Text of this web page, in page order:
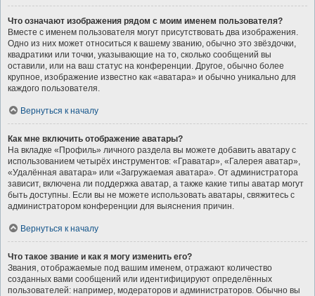
Что означают изображения рядом с моим именем пользователя?
Вместе с именем пользователя могут присутствовать два изображения.
Одно из них может относиться к вашему званию, обычно это звёздочки,
квадратики или точки, указывающие на то, сколько сообщений вы
оставили, или на ваш статус на конференции. Другое, обычно более
крупное, изображение известно как «аватара» и обычно уникально для
каждого пользователя.
Вернуться к началу
Как мне включить отображение аватары?
На вкладке «Профиль» личного раздела вы можете добавить аватару с
использованием четырёх инструментов: «Граватар», «Галерея аватар»,
«Удалённая аватара» или «Загружаемая аватара». От администратора
зависит, включена ли поддержка аватар, а также какие типы аватар могут
быть доступны. Если вы не можете использовать аватары, свяжитесь с
администратором конференции для выяснения причин.
Вернуться к началу
Что такое звание и как я могу изменить его?
Звания, отображаемые под вашим именем, отражают количество
созданных вами сообщений или идентифицируют определённых
пользователей: например, модераторов и администраторов. Обычно вы